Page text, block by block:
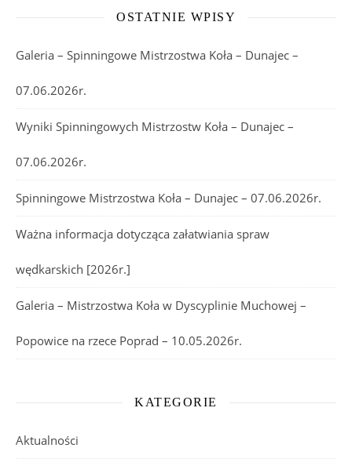
OSTATNIE WPISY
Galeria – Spinningowe Mistrzostwa Koła – Dunajec –
07.06.2026r.
Wyniki Spinningowych Mistrzostw Koła – Dunajec –
07.06.2026r.
Spinningowe Mistrzostwa Koła – Dunajec – 07.06.2026r.
Ważna informacja dotycząca załatwiania spraw
wędkarskich [2026r.]
Galeria – Mistrzostwa Koła w Dyscyplinie Muchowej –
Popowice na rzece Poprad – 10.05.2026r.
KATEGORIE
Aktualności